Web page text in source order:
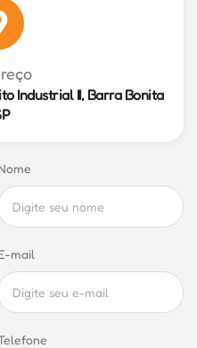
Industrial II, Barra Bonita
mail